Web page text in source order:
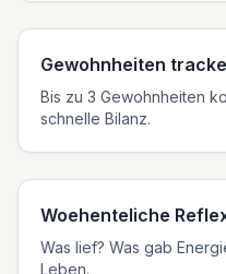
Gewohnheiten
Bis zu 3 Gewohnheiten
schnelle Bilanz.
Woehenteliche
Was lief? Was gab
Leben.